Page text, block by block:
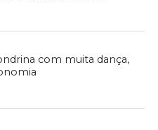
com muita dança,